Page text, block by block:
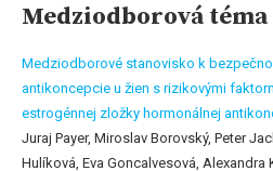
Medziodborová téma
Medziodborové stanovisko k
antikoncepcie u žien s rizikovými
estrogénnej zložky hormonálnej
Juraj Payer, Miroslav Borovský, Peter
Hulíková, Eva Goncalvesová,